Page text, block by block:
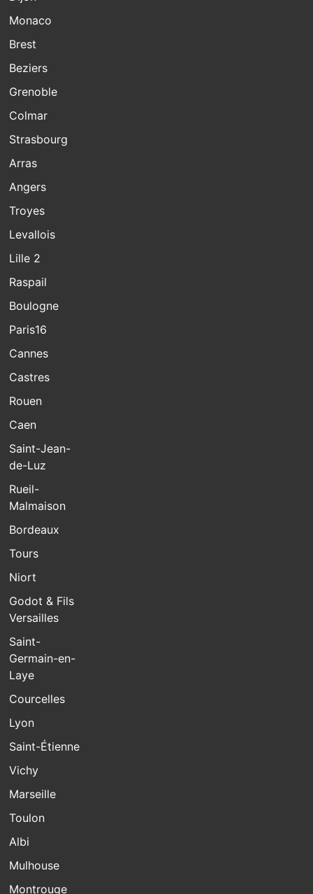
Monaco
Brest
Beziers
Grenoble
Colmar
Strasbourg
Arras
Angers
Troyes
Levallois
Lille 2
Raspail
Boulogne
Paris16
Cannes
Castres
Rouen
Caen
Saint-Jean-
de-Luz
Rueil-
Malmaison
Bordeaux
Tours
Niort
Godot & Fils
Versailles
Saint-
Germain-en-
Laye
Courcelles
Lyon
Saint-Étienne
Vichy
Marseille
Toulon
Albi
Mulhouse
Montrouge